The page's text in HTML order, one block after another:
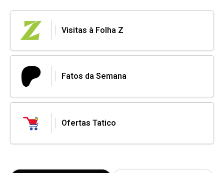
Visitas à Folha Z
Fatos da Semana
Ofertas Tatico